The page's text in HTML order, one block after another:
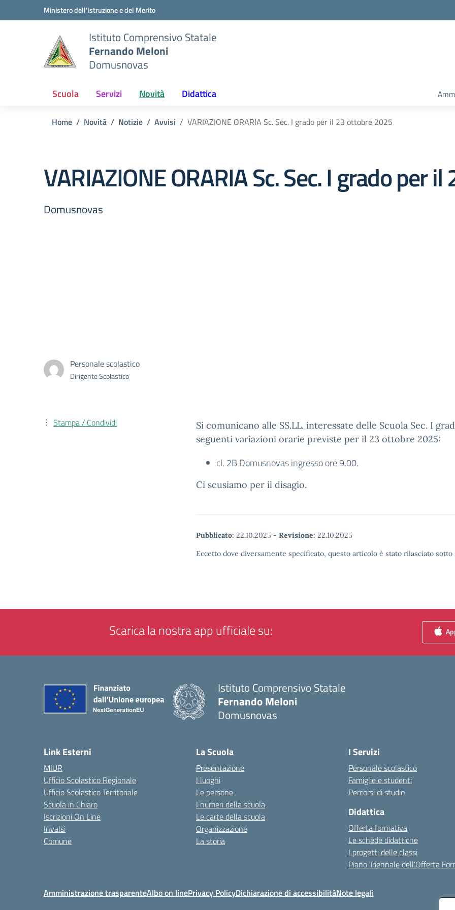
Vai ai contenuti
Vai al menu di navigazioneMinistero dell'Istruzione e del Merito
Istituto Comprensivo Statale
Fernando Meloni
Domusnovas
Scuola Servizi Novità Didattica
Home Novità Notizie Avvisi VARIAZIONE ORARIA Sc. Sec. I grado per il 23 ottobre 2025
VARIAZIONE ORARIA Sc. Sec. I grado per
Domusnovas
Personale scolastico
Dirigente Scolastico
Si comunicano alle SS.LL. interessate delle Scuola Sec. I
seguenti variazioni orarie previste per il 23 ottobre 2025:
cl. 2B Domusnovas ingresso ore 9.00.
Ci scusiamo per il disagio.
Pubblicato: 22.10.2025 - Revisione: 22.10.2025
Eccetto dove diversamente specificato, questo articolo è stato rilasciato
Stampa / Condividi
Scarica la nostra app ufficiale su:
Istituto Comprensivo Statale
Fernando Meloni
Domusnovas
Link Esterni
MIUR
Ufficio Scolastico Regionale
Ufficio Scolastico Territoriale
Scuola in Chiaro
Iscrizioni On Line
Invalsi
Comune
La Scuola
Presentazione
I luoghi
Le persone
I numeri della scuola
Le carte della scuola
Organizzazione
La storia
I Servizi
Personale scolastico
Famiglie e studenti
Percorsi di studio
Didattica
Offerta formativa
Le schede didattiche
I progetti delle classi
Piano Triennale dell’Offerta
Amministrazione trasparenteAlbo on linePrivacy PolicyDichiarazione di accessibilitàNote legali